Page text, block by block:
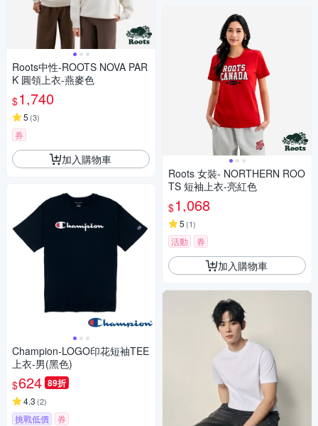
Roots中性-ROOTS NOVA PAR
K 圓領上衣-燕麥色
$1,740
5 (3)
券
加入購物車
Champion-LOGO印花短袖TEE
上衣-男(黑色)
$624 89折
4.3 (2)
挑戰低價 券
Roots 女裝- NORTHERN ROO
TS 短袖上衣-亮紅色
$1,068
5 (1)
活動 券
加入購物車